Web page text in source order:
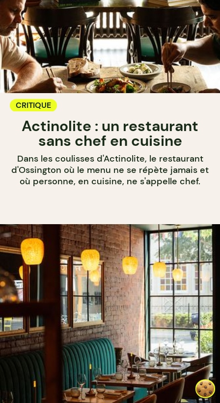
CRITIQUE
Actinolite : un restaurant
sans chef en cuisine
Dans les coulisses d'Actinolite, le restaurant
d'Ossington où le menu ne se répète jamais et
où personne, en cuisine, ne s'appelle chef.